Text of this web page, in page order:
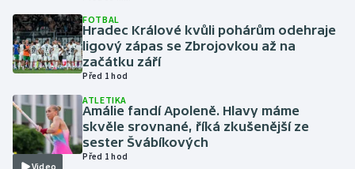
Házená
Jezdectví
Krasobruslení
Lezení
FOTBAL
Hradec Králové kvůli pohárům odehraje
ligový zápas se Zbrojovkou až na
začátku září
Před 1 hod
Video
ATLETIKA
Amálie fandí Apoleně. Hlavy máme
skvěle srovnané, říká zkušenější ze
sester Švábíkových
Před 1 hod